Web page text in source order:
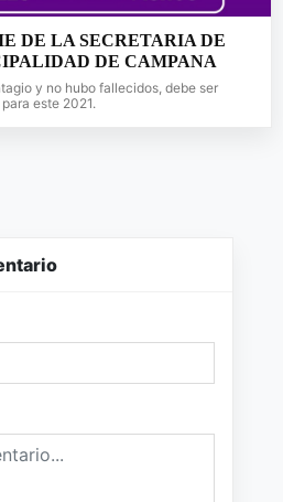
DE LA SECRETARIA DE
DE CAMPANA
y no hubo fallecidos, debe ser
este 2021.